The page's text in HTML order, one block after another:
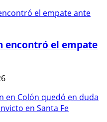
encontró el empate